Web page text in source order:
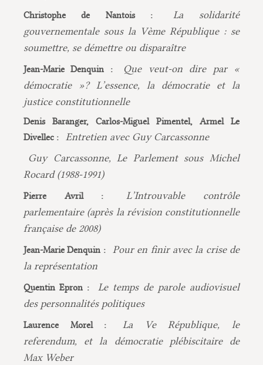
Christophe de Nantois :
La solidarité
gouvernementale sous la Vème République : se
soumettre, se démettre ou disparaître
Jean-Marie Denquin :
Que veut-on dire par «
démocratie »? L’essence, la démocratie et la
justice constitutionnelle
Denis Baranger, Carlos-Miguel Pimentel, Armel Le
Divellec :
Entretien avec Guy Carcassonne
Guy Carcassonne, Le Parlement sous Michel
Rocard (1988-1991)
Pierre Avril :
L’Introuvable contrôle
parlementaire (après la révision constitutionnelle
française de 2008)
Jean-Marie Denquin :
Pour en finir avec la crise de
la représentation
Quentin Epron :
Le temps de parole audiovisuel
des personnalités politiques
Laurence Morel :
La Ve République, le
referendum, et la démocratie plébiscitaire de
Max Weber